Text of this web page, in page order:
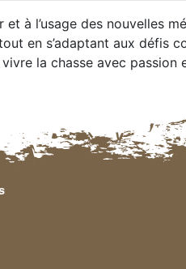
à l’usage des nouvelles
en s’adaptant aux défis
la chasse avec passion